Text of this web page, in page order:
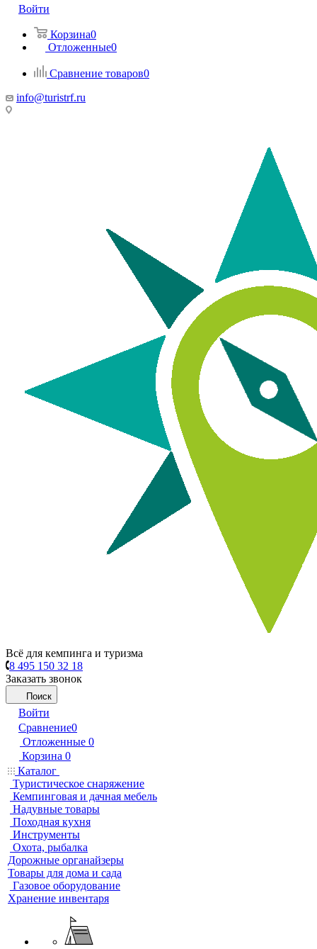
Войти
Корзина0
Отложенные0
Сравнение товаров0
info@turistrf.ru
Всё для кемпинга и туризма
8 495 150 32 18
Заказать звонок
Поиск
Войти
Сравнение0
Отложенные 0
Корзина 0
Каталог
Туристическое снаряжение
Кемпинговая и дачная мебель
Надувные товары
Походная кухня
Инструменты
Охота, рыбалка
Дорожные органайзеры
Товары для дома и сада
Газовое оборудование
Хранение инвентаря